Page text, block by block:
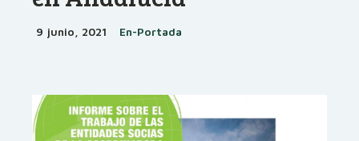
9 junio, 2021 En-Portada